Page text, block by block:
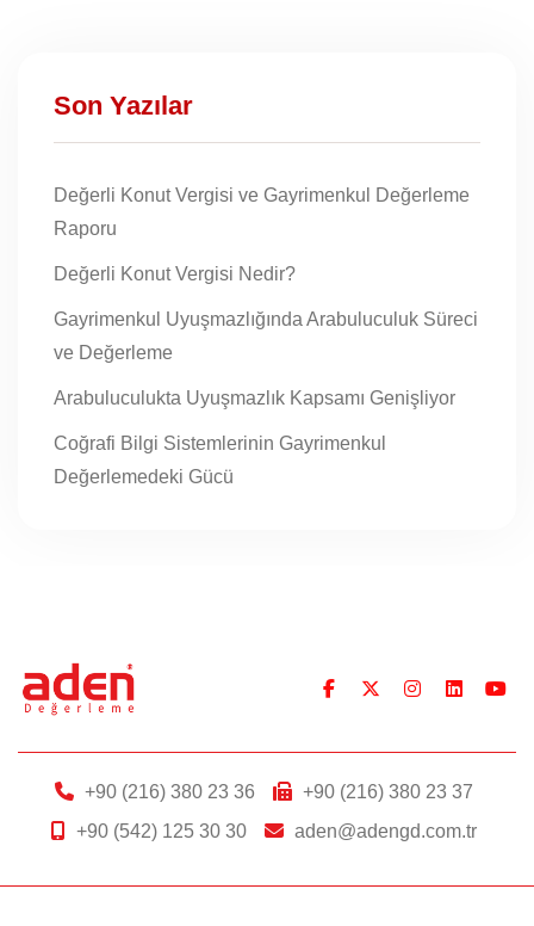
Son Yazılar
Değerli Konut Vergisi ve Gayrimenkul Değerleme
Raporu
Değerli Konut Vergisi Nedir?
Gayrimenkul Uyuşmazlığında Arabuluculuk Süreci
ve Değerleme
Arabuluculukta Uyuşmazlık Kapsamı Genişliyor
Coğrafi Bilgi Sistemlerinin Gayrimenkul
Değerlemedeki Gücü
+90 (216) 380 23 36
+90 (216) 380 23 37
+90 (542) 125 30 30
aden@adengd.com.tr